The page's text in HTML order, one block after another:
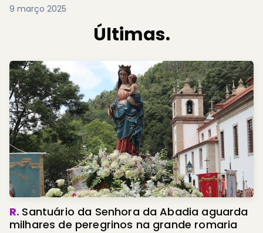
9 março 2025
Últimas.
R. Santuário da Senhora da Abadia aguarda
milhares de peregrinos na grande romaria